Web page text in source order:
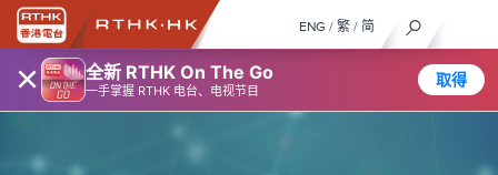
× 全新 RTHK On The Go
一手掌握 RTHK 电台、电视节目
取得
ENG / 繁 / 简